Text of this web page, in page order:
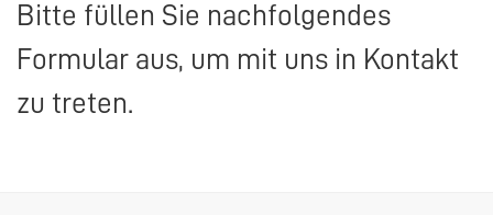
Bitte füllen Sie nachfolgendes
Formular aus, um mit uns in Kontakt
zu treten.